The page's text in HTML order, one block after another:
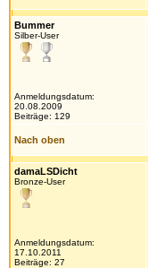
Bummer
Silber-User
Anmeldungsdatum:
20.08.2009
Beiträge: 129
Nach oben
damaLSDicht
Bronze-User
Anmeldungsdatum:
17.10.2011
Beiträge: 27